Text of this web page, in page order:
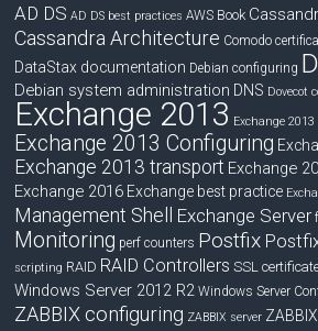
AD DS AD DS best practices AWS Book
Cassandra Architecture Comodo
DataStax documentation Debian configuring
Debian system administration DNS Dovecot
Exchange 2013 Exchange
Exchange 2013 Configuring
Exchange 2013 transport Exchange
Exchange 2016 Exchange best practice
Management Shell
Exchange Server
Monitoring perf counters Postfix
scripting RAID RAID Controllers SSL
Windows Server 2012 R2 Windows Server
ZABBIX configuring ZABBIX server